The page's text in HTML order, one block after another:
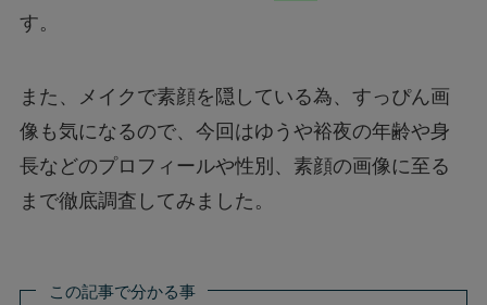
す。
また、メイクで素顔を隠している為、すっぴん画
像も気になるので、今回はゆうや裕夜の年齢や身
長などのプロフィールや性別、素顔の画像に至る
まで徹底調査してみました。
この記事で分かる事